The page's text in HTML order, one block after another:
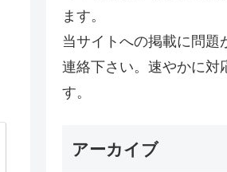
ます。
当サイトへの掲載に問題
連絡下さい。速やかに対
す。
アーカイブ